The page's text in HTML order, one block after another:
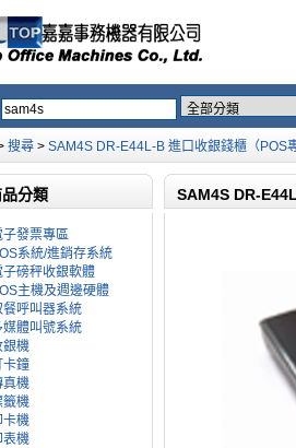
搜尋 > SAM4S DR-E44L-B 進口收銀錢櫃（POS專
分類
子發票專區
系統/進銷存系統
子磅秤收銀軟體
主機及週邊硬體
餐呼叫器系統
媒體叫號系統
銀機
卡鐘
真機
籤機
卡機
表機
SAM4S DR-